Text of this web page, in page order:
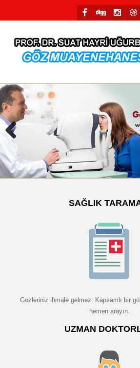
Previous
SAĞLIK
Gözleriniz ihmale gelmez. Kapsamlı bir
hemen arayın.
UZMAN